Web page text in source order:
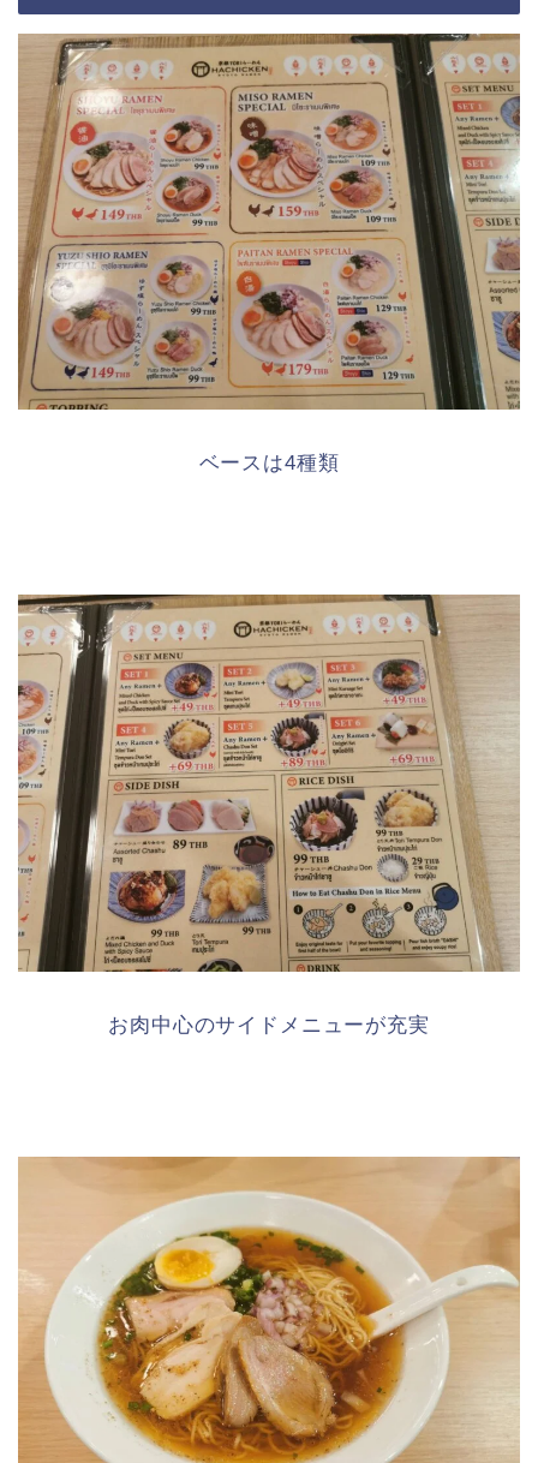
ベースは4種類
お肉中心のサイドメニューが充実